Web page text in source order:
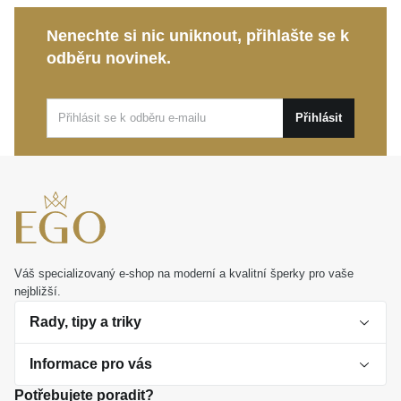
Kolekce Rainbow:Umělecký kousek značky
MOISS vytvořený jako magnet pro pohledy okolí,
Tento výjimečný prsten se stane vaším magickým
talismanem pro každodenní nošení i výjimečné
večerní události. Představuje také nezapomenutelný
jedinečnost obdarované ženy.
Nenechte si nic uniknout, přihlašte se k
odběru novinek.
Přihlásit
Váš specializovaný e-shop na moderní a kvalitní šperky pro vaše
nejbližší.
Rady, tipy a triky
O perlách
Informace pro vás
Potřebujete poradit?